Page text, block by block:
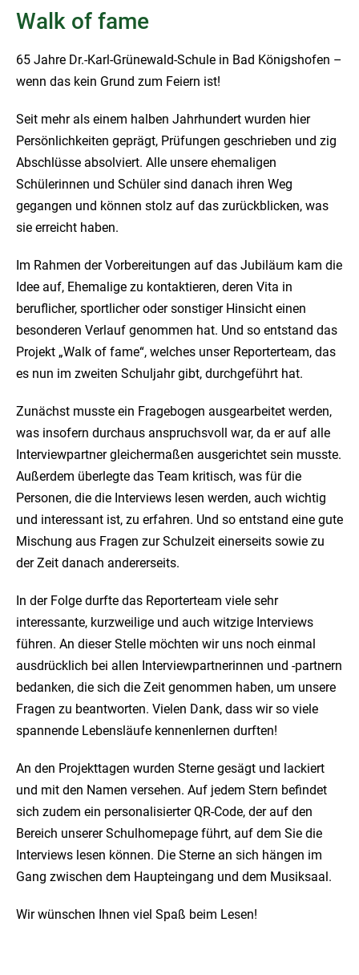
Walk of fame
65 Jahre Dr.-Karl-Grünewald-Schule in Bad Königshofen –
wenn das kein Grund zum Feiern ist!
Seit mehr als einem halben Jahrhundert wurden hier
Persönlichkeiten geprägt, Prüfungen geschrieben und zig
Abschlüsse absolviert. Alle unsere ehemaligen
Schülerinnen und Schüler sind danach ihren Weg
gegangen und können stolz auf das zurückblicken, was
sie erreicht haben.
Im Rahmen der Vorbereitungen auf das Jubiläum kam die
Idee auf, Ehemalige zu kontaktieren, deren Vita in
beruflicher, sportlicher oder sonstiger Hinsicht einen
besonderen Verlauf genommen hat. Und so entstand das
Projekt „Walk of fame“, welches unser Reporterteam, das
es nun im zweiten Schuljahr gibt, durchgeführt hat.
Zunächst musste ein Fragebogen ausgearbeitet werden,
was insofern durchaus anspruchsvoll war, da er auf alle
Interviewpartner gleichermaßen ausgerichtet sein musste.
Außerdem überlegte das Team kritisch, was für die
Personen, die die Interviews lesen werden, auch wichtig
und interessant ist, zu erfahren. Und so entstand eine gute
Mischung aus Fragen zur Schulzeit einerseits sowie zu
der Zeit danach andererseits.
In der Folge durfte das Reporterteam viele sehr
interessante, kurzweilige und auch witzige Interviews
führen. An dieser Stelle möchten wir uns noch einmal
ausdrücklich bei allen Interviewpartnerinnen und -partnern
bedanken, die sich die Zeit genommen haben, um unsere
Fragen zu beantworten. Vielen Dank, dass wir so viele
spannende Lebensläufe kennenlernen durften!
An den Projekttagen wurden Sterne gesägt und lackiert
und mit den Namen versehen. Auf jedem Stern befindet
sich zudem ein personalisierter QR-Code, der auf den
Bereich unserer Schulhomepage führt, auf dem Sie die
Interviews lesen können. Die Sterne an sich hängen im
Gang zwischen dem Haupteingang und dem Musiksaal.
Wir wünschen Ihnen viel Spaß beim Lesen!